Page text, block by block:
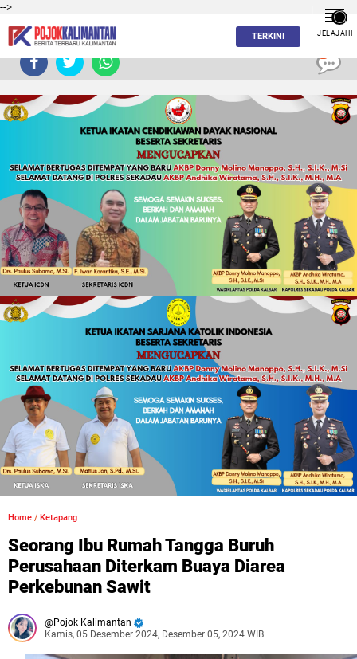
-->
TERKINI JELAJAHI
Home / Ketapang
Seorang Ibu Rumah Tangga Buruh
Perusahaan Diterkam Buaya Diarea
Perkebunan Sawit
Pojok Kalimantan
Kamis, 05 Desember 2024, Desember 05, 2024 WIB